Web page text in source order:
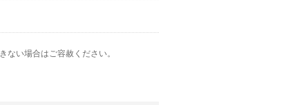
い場合はご容赦ください。